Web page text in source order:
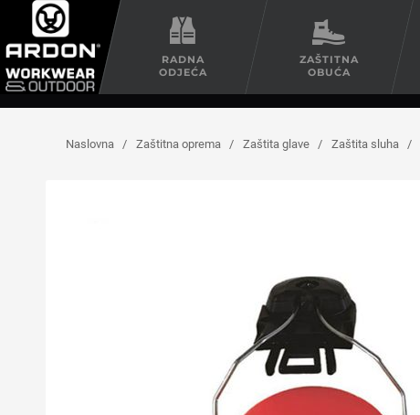
RADNA
ODJEĆA
ZAŠTITNA
OBUĆA
Naslovna / Zaštitna oprema / Zaštita glave / Zaštita sluha /